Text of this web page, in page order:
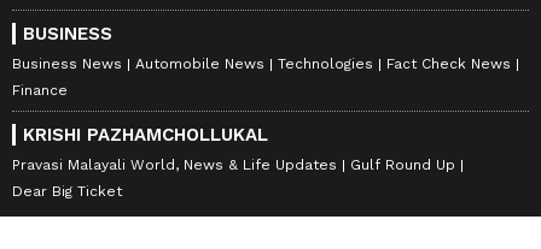
BUSINESS
Business News Automobile News Technologies
Fact Check News
Finance
KRISHI PAZHAMCHOLLUKAL
Pravasi Malayali World, News & Life Updates
Gulf Round Up
Dear Big Ticket